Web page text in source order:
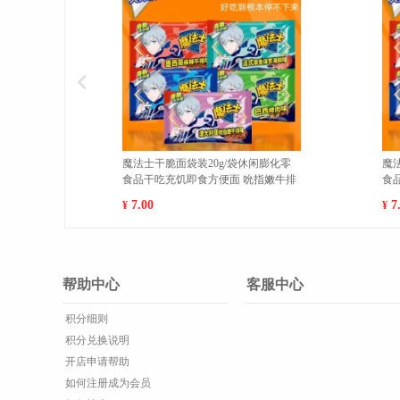
魔法士干脆面袋装20g/袋休闲膨化零
食品干吃充饥即食方便面 吮指嫩牛排
¥ 7.00
魔
食
¥
帮助中心
积分细则
积分兑换说明
开店申请帮助
如何注册成为会员
客服中心